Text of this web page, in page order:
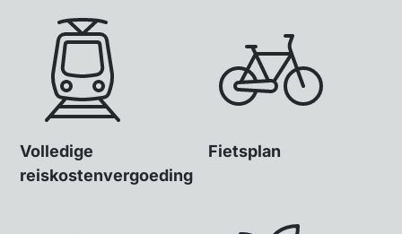
Volledige
reiskostenvergoeding
Fietsplan